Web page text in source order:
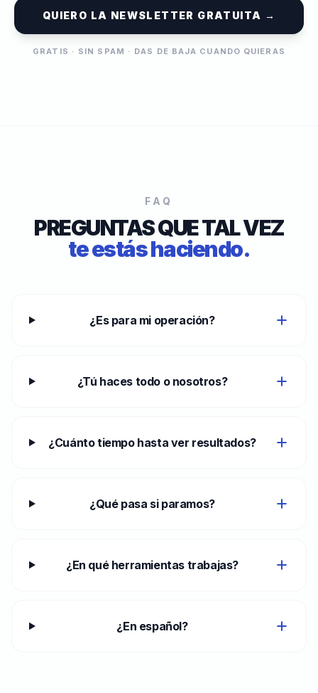
QUIERO LA NEWSLETTER GRATUITA →
GRATIS · SIN SPAM · DAS DE BAJA CUANDO QUIERAS
FAQ
PREGUNTAS QUE TAL VEZ
te estás haciendo.
¿Es para mi operación?
¿Tú haces todo o nosotros?
¿Cuánto tiempo hasta ver resultados?
¿Qué pasa si paramos?
¿En qué herramientas trabajas?
¿En español?